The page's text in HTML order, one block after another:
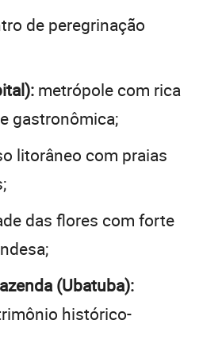
de peregrinação
metrópole com rica
gastronômica;
litorâneo com praias
das flores com forte
(Ubatuba):
histórico-